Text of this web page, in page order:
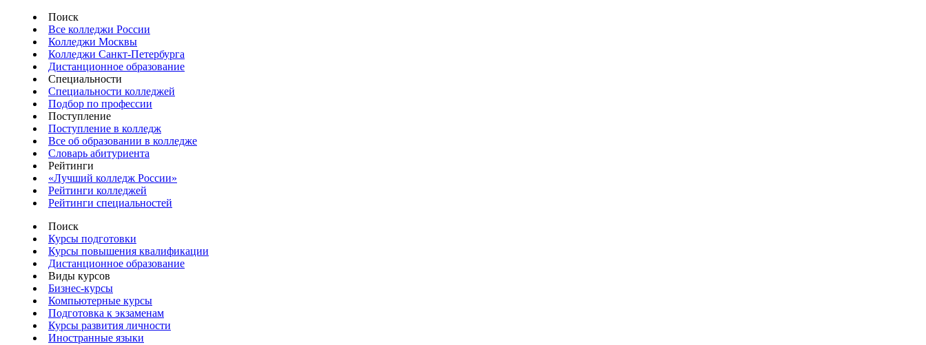
Поиск
Все колледжи России
Колледжи Москвы
Колледжи Санкт-Петербурга
Дистанционное образование
Специальности
Специальности колледжей
Подбор по профессии
Поступление
Поступление в колледж
Все об образовании в колледже
Словарь абитуриента
Рейтинги
«Лучший колледж России»
Рейтинги колледжей
Рейтинги специальностей
Поиск
Курсы подготовки
Курсы повышения квалификации
Дистанционное образование
Виды курсов
Бизнес-курсы
Компьютерные курсы
Подготовка к экзаменам
Курсы развития личности
Иностранные языки